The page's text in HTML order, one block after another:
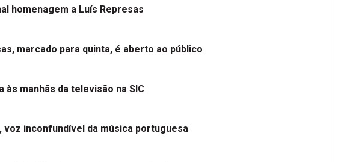
homenagem a Luís Represas
marcado para quinta, é aberto ao público
às manhãs da televisão na SIC
voz inconfundível da música portuguesa